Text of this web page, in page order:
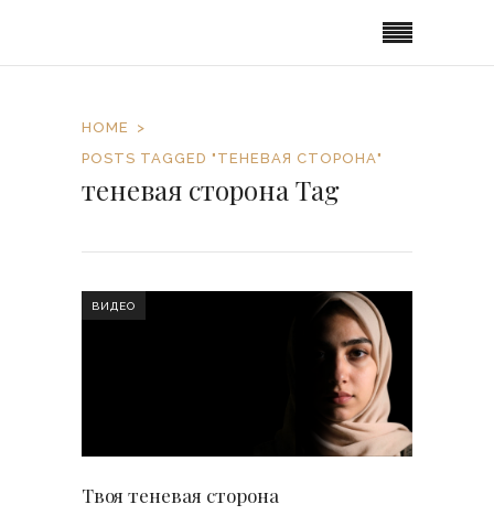
HOME
POSTS TAGGED "ТЕНЕВАЯ СТОРОНА"
теневая сторона Tag
ВИДЕО
Твоя теневая сторона